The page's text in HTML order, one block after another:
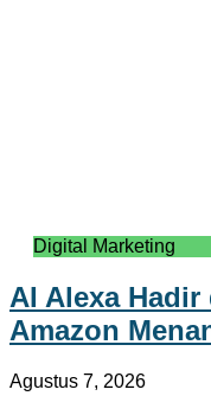
Digital Marketing
AI Alexa
Amazon
Agustus 7, 2026